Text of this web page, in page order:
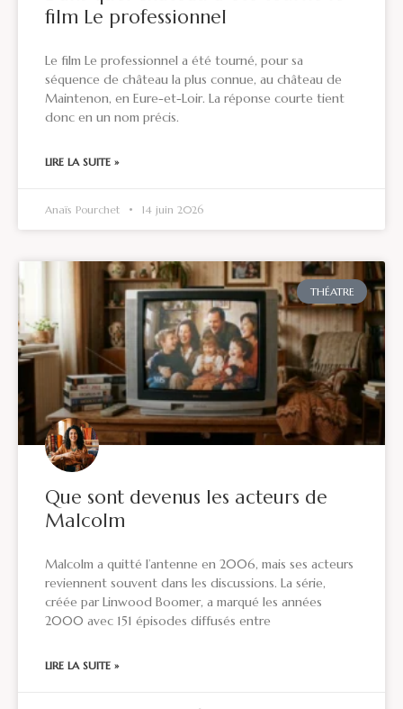
film Le professionnel
Le film Le professionnel a été tourné, pour sa
séquence de château la plus connue, au château de
Maintenon, en Eure-et-Loir. La réponse courte tient
donc en un nom précis.
LIRE LA SUITE »
Anaïs Pourchet 14 juin 2026
THÉATRE
Que sont devenus les acteurs de
Malcolm
Malcolm a quitté l’antenne en 2006, mais ses acteurs
reviennent souvent dans les discussions. La série,
créée par Linwood Boomer, a marqué les années
2000 avec 151 épisodes diffusés entre
LIRE LA SUITE »